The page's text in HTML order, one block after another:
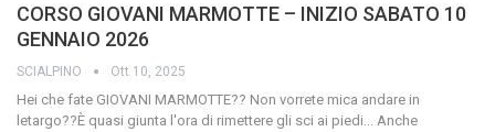
CORSO GIOVANI MARMOTTE – INIZIO SABATO 10
GENNAIO 2026
SCIALPINO Ott 10, 2025
Hei che fate GIOVANI MARMOTTE?? Non vorrete mica andare in
letargo??È quasi giunta l'ora di rimettere gli sci ai piedi... Anche